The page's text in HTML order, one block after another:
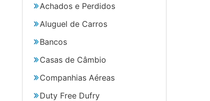
Achados e Perdidos
Aluguel de Carros
Bancos
Casas de Câmbio
Companhias Aéreas
Duty Free Dufry